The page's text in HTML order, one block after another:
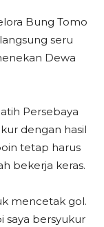
Bung Tomo
seru
Dewa
Persebaya
dengan hasil
tetap harus
bekerja keras.
mencetak gol.
saya bersyukur